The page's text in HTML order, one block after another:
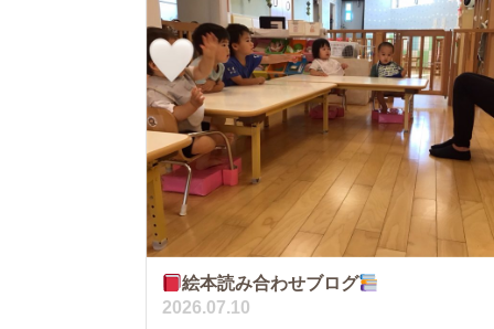
絵本読み合わせブログ
2026.07.10